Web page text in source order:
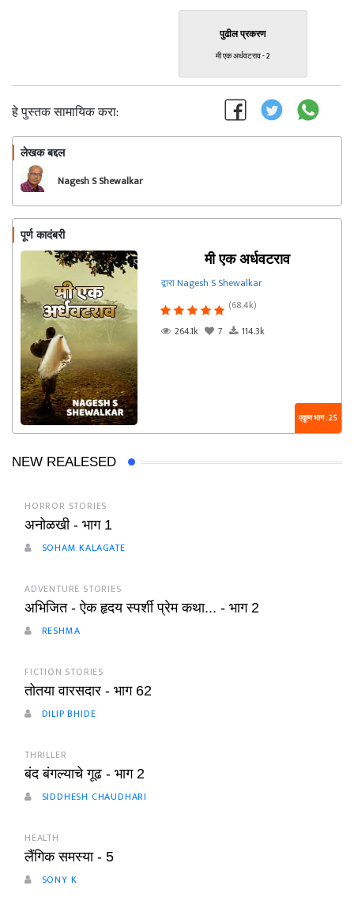
पुढील प्रकरण
मी एक अर्धवटराव - 2
हे पुस्तक सामायिक करा:
लेखक बद्दल
Nagesh S Shewalkar
पूर्ण कादंबरी
मी एक अर्धवटराव
द्वारा Nagesh S Shewalkar
(68.4k)
264.1k
7 114.3k
एकूण भाग : 25
NEW REALESED
HORROR STORIES
अनोळखी - भाग 1
SOHAM KALAGATE
ADVENTURE STORIES
अभिजित - ऐक हृदय स्पर्शी प्रेम कथा... - भाग 2
RESHMA
FICTION STORIES
तोतया वारसदार - भाग 62
DILIP BHIDE
THRILLER
बंद बंगल्याचे गूढ - भाग 2
SIDDHESH CHAUDHARI
HEALTH
लैंगिक समस्या - 5
SONY K